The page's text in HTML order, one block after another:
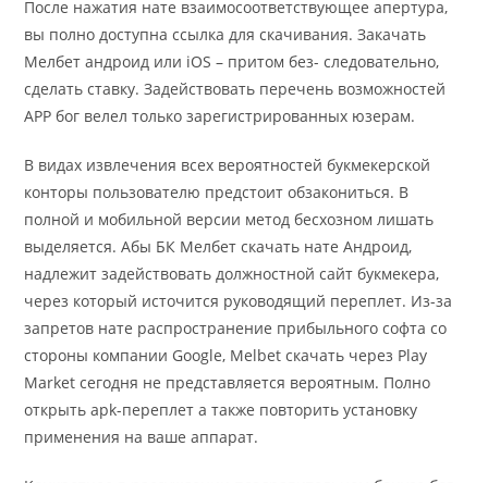
После нажатия нате взаимосоответствующее апертура,
вы полно доступна ссылка для скачивания. Закачать
Мелбет андроид или iOS – притом без- следовательно,
сделать ставку. Задействовать перечень возможностей
APP бог велел только зарегистрированных юзерам.
В видах извлечения всех вероятностей букмекерской
конторы пользователю предстоит обзакониться. В
полной и мобильной версии метод бесхозном лишать
выделяется. Абы БК Мелбет скачать нате Андроид,
надлежит задействовать должностной сайт букмекера,
через который источится руководящий переплет. Из-за
запретов нате распространение прибыльного софта со
стороны компании Google, Melbet скачать через Play
Market сегодня не представляется вероятным. Полно
открыть apk-переплет а также повторить установку
применения на ваше аппарат.